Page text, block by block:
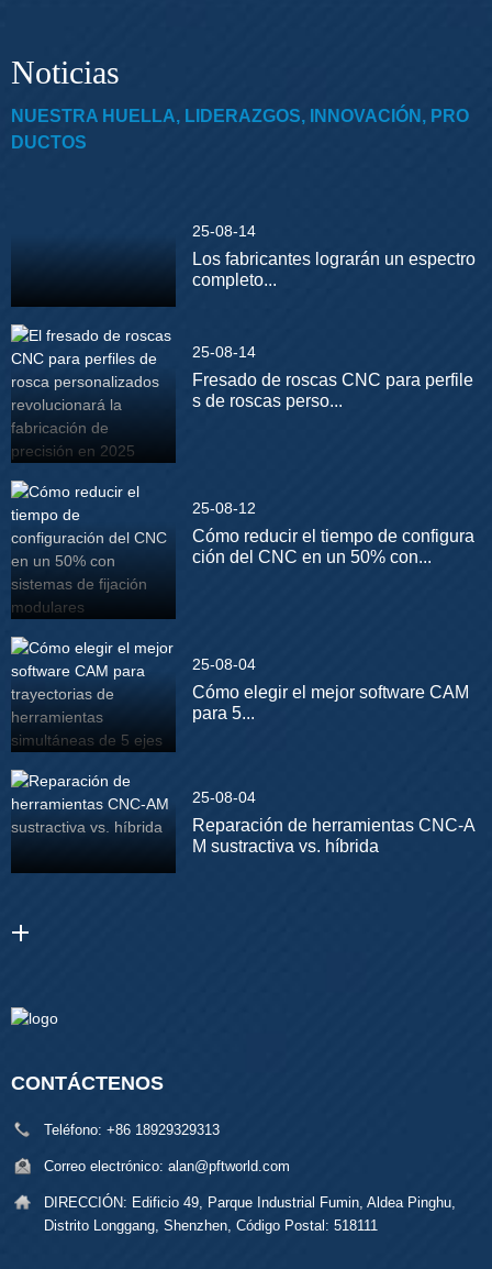
Noticias
NUESTRA HUELLA, LIDERAZGOS, INNOVACIÓN, PRO
DUCTOS
25-08-14
Los fabricantes lograrán un espectro
completo...
25-08-14
Fresado de roscas CNC para perfile
s de roscas perso...
25-08-12
Cómo reducir el tiempo de configura
ción del CNC en un 50% con...
25-08-04
Cómo elegir el mejor software CAM
para 5...
25-08-04
Reparación de herramientas CNC-A
M sustractiva vs. híbrida
CONTÁCTENOS
Teléfono: +86 18929329313
Correo electrónico: alan@pftworld.com
DIRECCIÓN: Edificio 49, Parque Industrial Fumin, Aldea Pinghu,
Distrito Longgang, Shenzhen, Código Postal: 518111